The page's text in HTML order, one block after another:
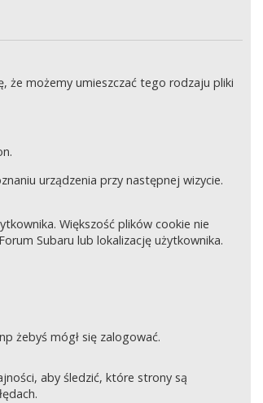
że możemy umieszczać tego rodzaju pliki
urządzenia przy następnej wizycie.
Większość plików cookie nie
Subaru lub lokalizację użytkownika.
żebyś mógł się zalogować.
aby śledzić, które strony są